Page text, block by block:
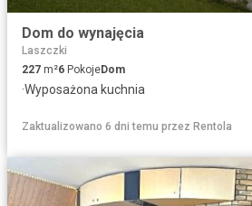
Dom do wynajęcia
Laszczki
227 m²6 PokojeDom
·Wyposażona kuchnia
Zaktualizowano 6 dni temu przez Rentola